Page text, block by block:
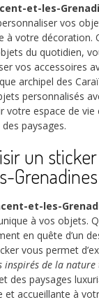
et-les-
vos
à votre décoration.
du quotidien,
vos accessoires
archipel des
personnalisés
votre espace de
paysages.
un
et-les-
à vos objets.
en quête d’un
vous permet
inspirés de la
des paysages
et accueillante à